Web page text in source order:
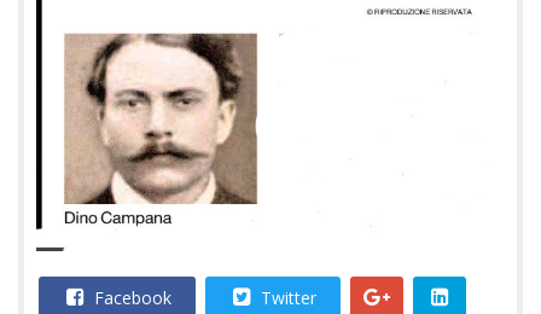
Facebook Twitter